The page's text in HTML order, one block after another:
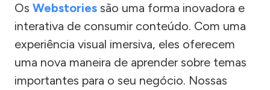
Os Webstories são uma forma inovadora e
interativa de consumir conteúdo. Com uma
experiência visual imersiva, eles oferecem
uma nova maneira de aprender sobre temas
importantes para o seu negócio. Nossas